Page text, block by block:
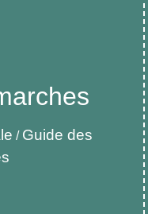
/ Guide des